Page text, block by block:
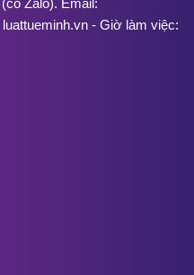
Zalo). Email:
- Giờ làm việc: